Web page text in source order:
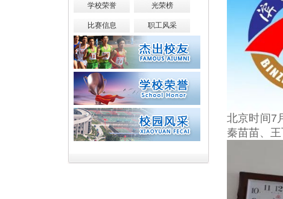
学校荣誉 光荣榜
比赛信息 职工风采
北京时间7
秦苗苗、